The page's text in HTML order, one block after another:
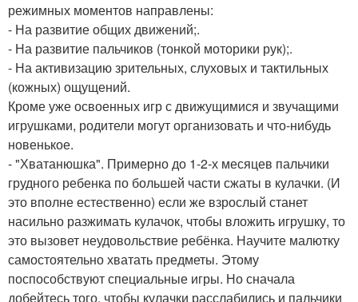
режимных моментов направлены:
- На развитие общих движений;.
- На развитие пальчиков (тонкой моторики рук);.
- На активизацию зрительных, слуховых и тактильных
(кожных) ощущений.
Кроме уже освоенных игр с движущимися и звучащими
игрушками, родители могут организовать и что-нибудь
новенькое.
- "Хватанюшка". Примерно до 1-2-х месяцев пальчики
грудного ребенка по большей части сжаты в кулачки. (И
это вполне естественно) если же взрослый станет
насильно разжимать кулачок, чтобы вложить игрушку, то
это вызовет неудовольствие ребёнка. Научите малютку
самостоятельно хватать предметы. Этому
поспособствуют специальные игры. Но сначала
добейтесь того, чтобы кулачки расслабились и пальчики